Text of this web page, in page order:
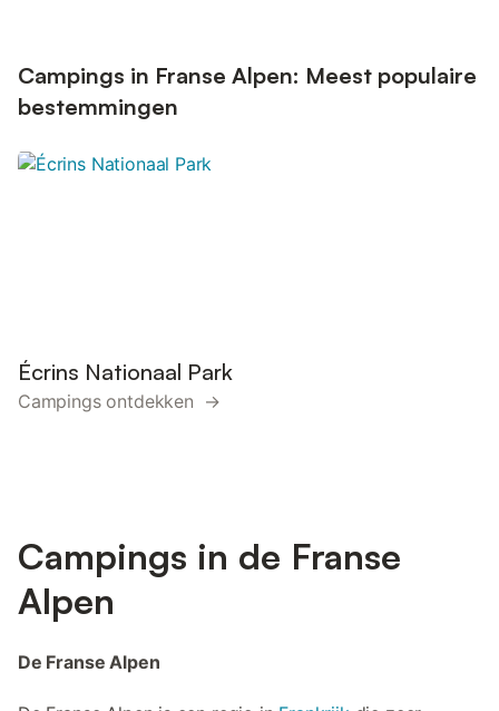
Campings in Franse Alpen: Meest populaire
bestemmingen
Écrins Nationaal Park
Campings ontdekken →
Campings in de Franse
Alpen
De Franse Alpen